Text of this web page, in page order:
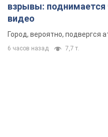
взрывы:
видео
Город, вероятно, подвергся
6 часов назад 7,7 т.